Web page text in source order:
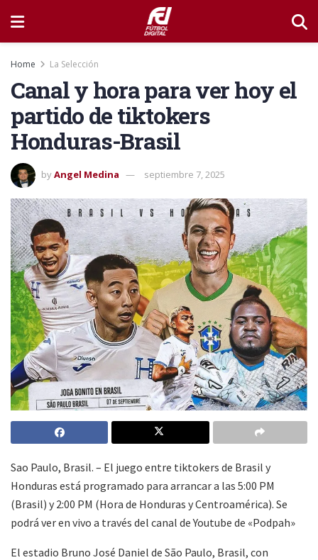
Home La Selección
Canal y hora para ver hoy el
partido de tiktokers
Honduras-Brasil
byAngel Medina septiembre 7, 2025
Sao Paulo, Brasil. – El juego entre tiktokers de Brasil y
Honduras está programado para arrancar a las 5:00 PM
(Brasil) y 2:00 PM (Hora de Honduras y Centroamérica). Se
podrá ver en vivo a través del canal de Youtube de «Podpah»
El estadio Bruno José Daniel de São Paulo, Brasil, con